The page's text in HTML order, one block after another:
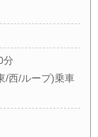
分
/西/ループ)乗車